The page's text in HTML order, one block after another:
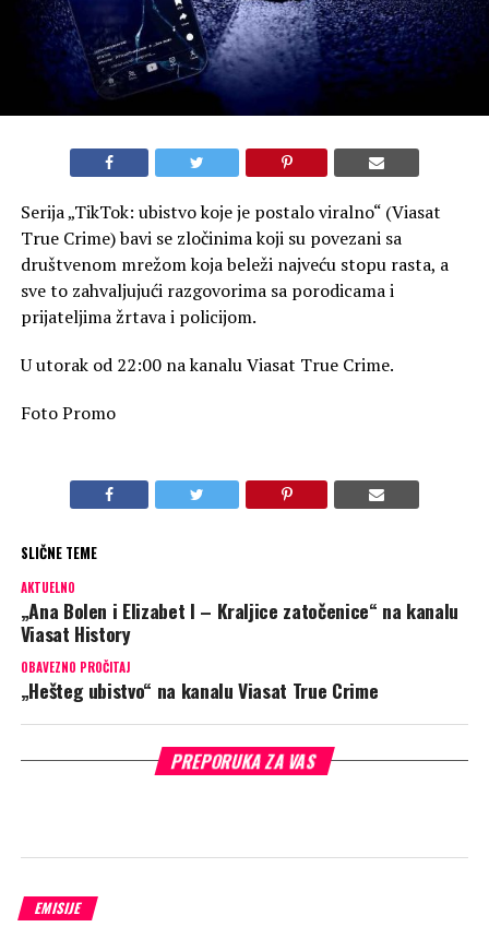
Serija „TikTok: ubistvo koje je postalo viralno“ (Viasat
True Crime) bavi se zločinima koji su povezani sa
društvenom mrežom koja beleži najveću stopu rasta, a
sve to zahvaljujući razgovorima sa porodicama i
prijateljima žrtava i policijom.
U utorak od 22:00 na kanalu Viasat True Crime.
Foto Promo
SLIČNE TEME
AKTUELNO
„Ana Bolen i Elizabet I – Kraljice zatočenice“ na kanalu
Viasat History
OBAVEZNO PROČITAJ
„Hešteg ubistvo“ na kanalu Viasat True Crime
PREPORUKA ZA VAS
EMISIJE